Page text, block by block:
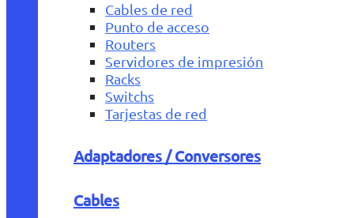
Cables de red
Punto de acceso
Routers
Servidores de impresión
Racks
Switchs
Tarjestas de red
Adaptadores / Conversores
Cables